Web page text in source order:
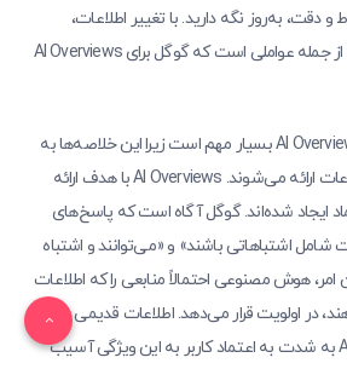
و دقت، به‌روز نگه دارید. با تغییر اطلاعات،
پاسخ‌ها را به‌روز کنید. تازگی از جمله عواملی است که گوگل برای AI Overviews
تازگی و دقت محتوا برای AI Overviews بسیار مهم است زیرا این خلاصه‌ها به
عنوان تقطیرهای معتبر اطلاعات ارائه می‌شوند. AI Overviews با هدف ارائه
ایجاد شده‌اند. گوگل آگاه است که پاسخ‌های
اشتباهاتی باشند» و «می‌توانند و اشتباه
امر، هوش مصنوعی احتمالاً منابعی را که اطلاعات
در اولویت قرار می‌دهد. اطلاعات قدیمی یا
نادرست در یک AI Overview به شدت به اعتماد کاربر به این ویژگی آسیب